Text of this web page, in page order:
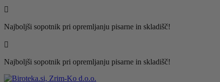

Najboljši sopotnik pri opremljanju pisarne in skladišč!

Najboljši sopotnik pri opremljanju pisarne in skladišč!